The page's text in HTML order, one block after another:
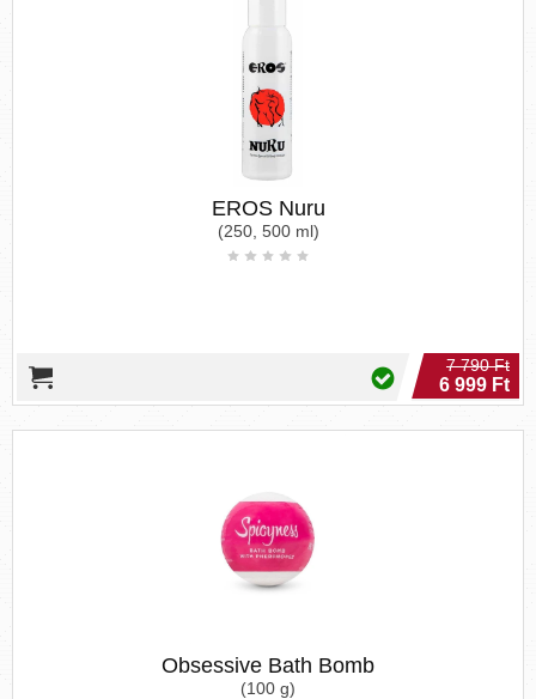
EROS Nuru
(250, 500 ml)
7 790 Ft
6 999 Ft
Obsessive Bath Bomb
(100 g)